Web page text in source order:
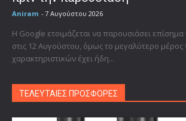
Aniram - 7 Αυγούστου 2026
Η Google ετοιμάζεται να παρουσιάσει επίσημα
στις 12 Αυγούστου, όμως το μεγαλύτερο
χαρακτηριστικών έχει ήδη...
ΤΕΛΕΥΤΑΙΕΣ ΠΡΟΣΦΟΡΕΣ